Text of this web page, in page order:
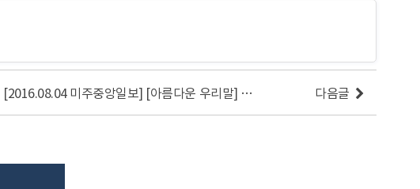
다음글
[2016.08.04 미주중앙일보] [아름다운 우리말] 형만 한 아우 없다고?